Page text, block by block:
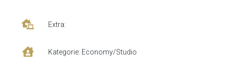
Extra:
Kategorie: Economy/Studio